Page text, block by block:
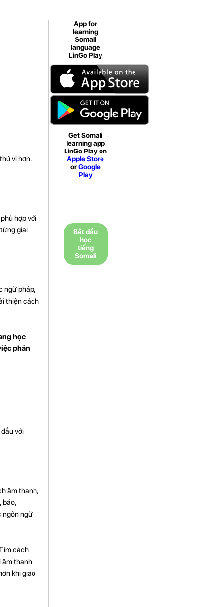
vị hơn.
hợp với
giai
ngữ pháp,
thiện cách
học
phản
với
âm thanh,
báo,
ngôn ngữ
cách
âm thanh
khi giao
App for
learning
Somali
language
LinGo Play
Get Somali
learning app
LinGo Play on
Apple Store
orGoogle
Play
Bắt đầu
học
tiếng
Somali